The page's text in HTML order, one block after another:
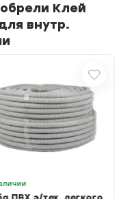
Клей
внутр.